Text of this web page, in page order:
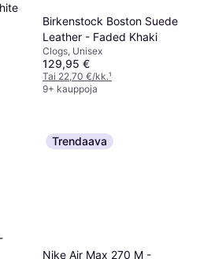
Birkenstock Boston Suede
Leather - Faded Khaki
Clogs, Unisex
129,95 €
Tai 22,70 €/kk.¹
9+ kauppoja
Trendaava
Nike Air Max 270 M -